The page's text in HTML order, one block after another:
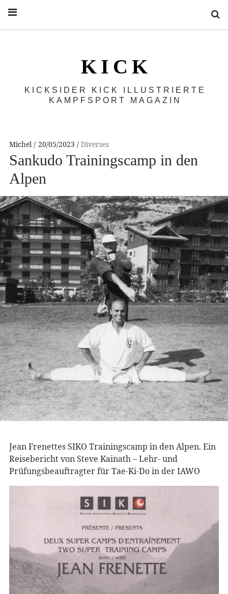
K I C K
KICKSIDER KICK ILLUSTRIERTE
KAMPFSPORT MAGAZIN
Michel 20/05/2023 Diverses
Sankudo Trainingscamp in den
Alpen
Jean Frenettes SIKO Trainingscamp in den Alpen. Ein
Reisebericht von Steve Kainath – Lehr- und
Prüfungsbeauftragter für Tae-Ki-Do in der IAWO